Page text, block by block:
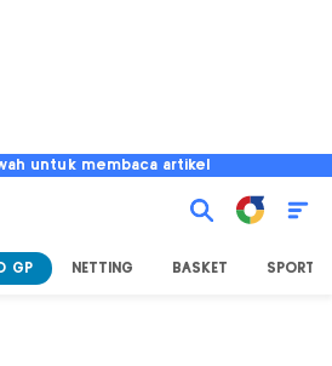
untuk membaca artikel
GP NETTING BASKET SPORT